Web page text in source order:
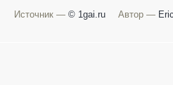
Источник — © 1gai.ru Автор — Eric